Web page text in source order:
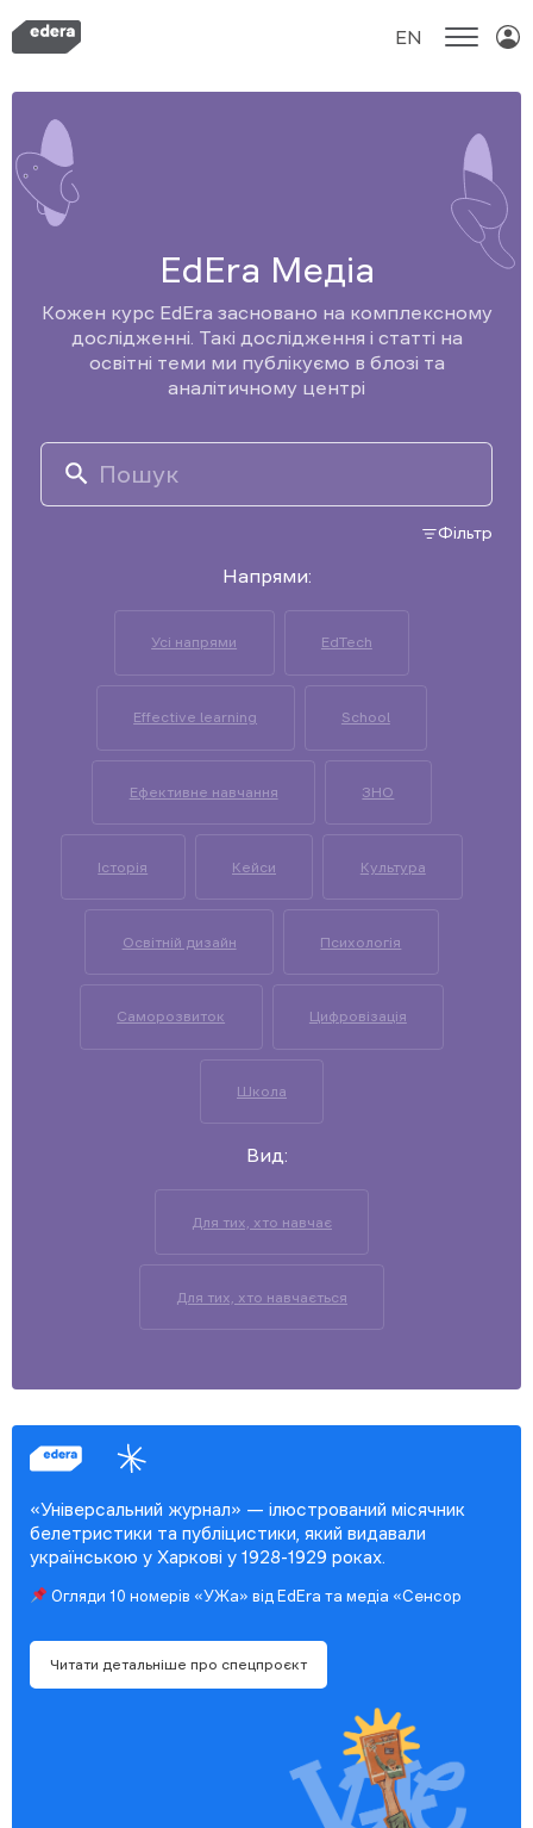
content
EN
EdEra Медіа
Кожен курс EdEra засновано на комплексному
дослідженні. Такі дослідження і статті на
освітні теми ми публікуємо в блозі та
аналітичному центрі
Search
for:
Фільтр
Напрями:
Усі напрями EdTech
Effective learning School
Ефективне навчання ЗНО
Історія Кейси Культура
Освітній дизайн Психологія
Саморозвиток Цифровізація
Школа
Вид:
Для тих, хто навчає
Для тих, хто навчається
«Універсальний журнал» — ілюстрований місячник
белетристики та публіцистики, який видавали
українською у Харкові у 1928-1929 роках.
Огляди 10 номерів «УЖа» від EdEra та медіа «Сенсор
Читати детальніше про спецпроєкт